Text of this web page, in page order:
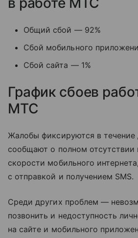
Общий сбой — 92%
Сбой мобильного
Сбой сайта — 1%
График сбоев
МТС
Жалобы фиксируются в течение
сообщают о полном отсутствии
скорости мобильного
с отправкой и получением SMS.
Среди других проблем —
позвонить и недоступность
на сайте и мобильного